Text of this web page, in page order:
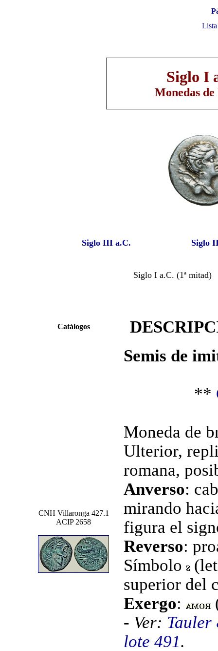
Siglo I
Monedas
Siglo III a.C. Siglo
Siglo I a.C. (1ª mitad)
Catálogos
CNH Villaronga 427.1
ACIP 2658
Semis de
**
Moneda de
Ulterior,
romana,
Anverso:
mirando
figura el
Reverso:
Símbolo
superior del
Exergo:
- Ver: Tauler
lote 491.